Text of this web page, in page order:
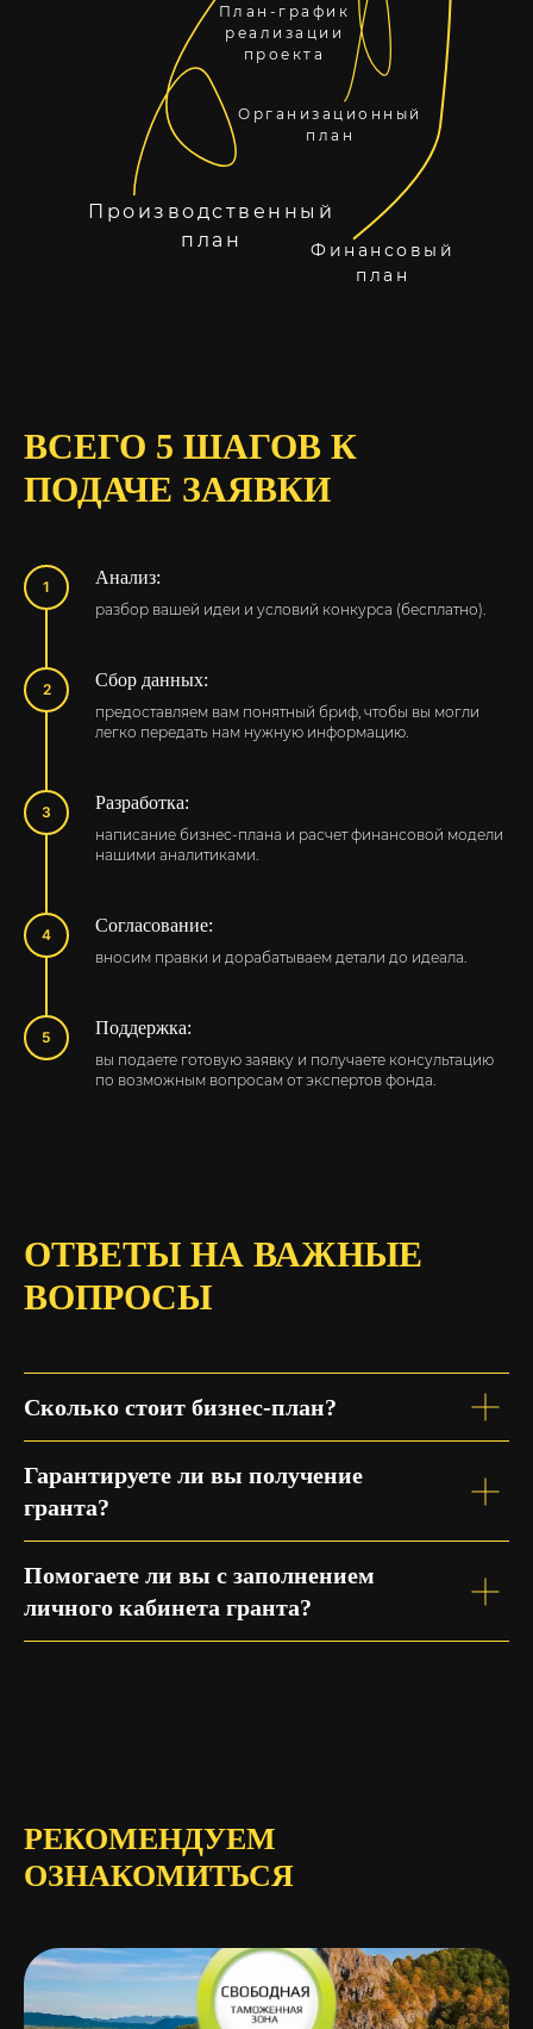
Финансовый
план
Производственный
план
Организационный
план
План-график
реализации
проекта
ВСЕГО 5 ШАГОВ К
ПОДАЧЕ ЗАЯВКИ
Анализ:
разбор вашей идеи и условий конкурса (бесплатно).
Сбор данных:
предоставляем вам понятный бриф, чтобы вы могли
легко передать нам нужную информацию.
Разработка:
написание бизнес-плана и расчет финансовой модели
нашими аналитиками.
Согласование:
вносим правки и дорабатываем детали до идеала.
Поддержка:
вы подаете готовую заявку и получаете консультацию
по возможным вопросам от экспертов фонда.
ОТВЕТЫ НА ВАЖНЫЕ
ВОПРОСЫ
Сколько стоит бизнес-план?
Гарантируете ли вы получение
гранта?
Помогаете ли вы с заполнением
личного кабинета гранта?
РЕКОМЕНДУЕМ
ОЗНАКОМИТЬСЯ